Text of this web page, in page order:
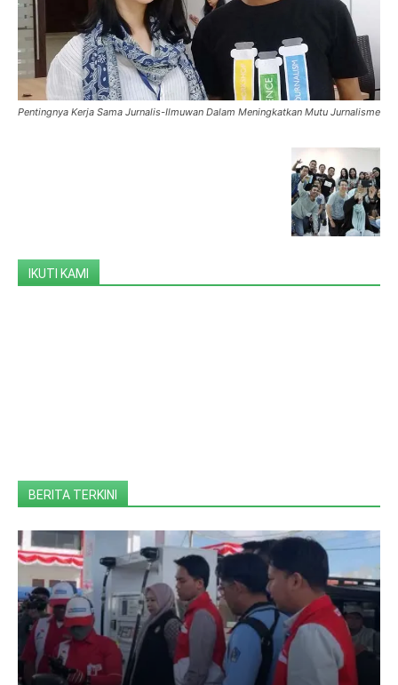
Pentingnya Kerja Sama Jurnalis-Ilmuwan Dalam Meningkatkan Mutu Jurnalisme
IKUTI KAMI
BERITA TERKINI